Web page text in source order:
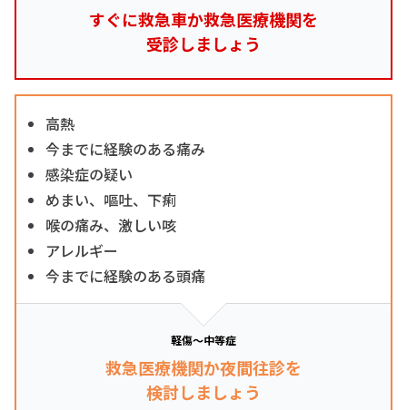
すぐに救急車か救急医療機関を
受診しましょう
高熱
今までに経験のある痛み
感染症の疑い
めまい、嘔吐、下痢
喉の痛み、激しい咳
アレルギー
今までに経験のある頭痛
軽傷～中等症
救急医療機関か夜間往診を
検討しましょう